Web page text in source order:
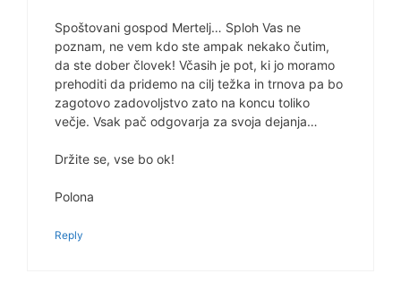
Spoštovani gospod Mertelj… Sploh Vas ne
poznam, ne vem kdo ste ampak nekako čutim,
da ste dober človek! Včasih je pot, ki jo moramo
prehoditi da pridemo na cilj težka in trnova pa bo
zagotovo zadovoljstvo zato na koncu toliko
večje. Vsak pač odgovarja za svoja dejanja…
Držite se, vse bo ok!
Polona
Reply